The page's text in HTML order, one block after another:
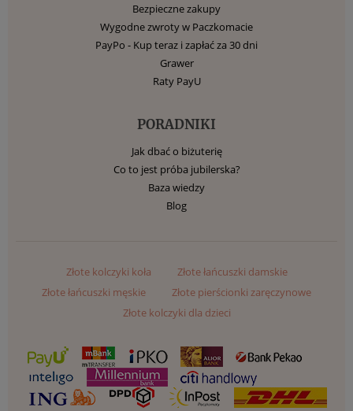
Bezpieczne zakupy
Wygodne zwroty w Paczkomacie
PayPo - Kup teraz i zapłać za 30 dni
Grawer
Raty PayU
PORADNIKI
Jak dbać o biżuterię
Co to jest próba jubilerska?
Baza wiedzy
Blog
Złote kolczyki koła
Złote łańcuszki damskie
Złote łańcuszki męskie
Złote pierścionki zaręczynowe
Złote kolczyki dla dzieci